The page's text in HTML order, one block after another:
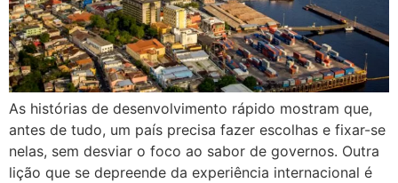
As histórias de desenvolvimento rápido mostram que,
antes de tudo, um país precisa fazer escolhas e fixar-se
nelas, sem desviar o foco ao sabor de governos. Outra
lição que se depreende da experiência internacional é